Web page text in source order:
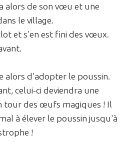
alors de son vœu et une
le village.
et s'en est fini des vœux.
alors d'adopter le poussin.
celui-ci deviendra une
tour des œufs magiques ! Il
à élever le poussin jusqu'à
!